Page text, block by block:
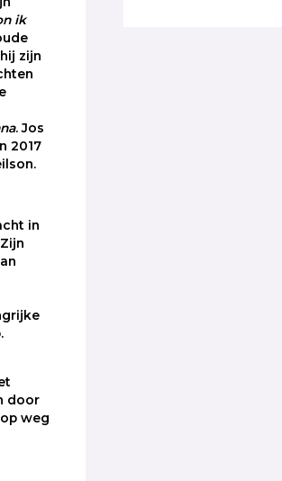
ik
zijn
. Jos
2017
in
door
weg